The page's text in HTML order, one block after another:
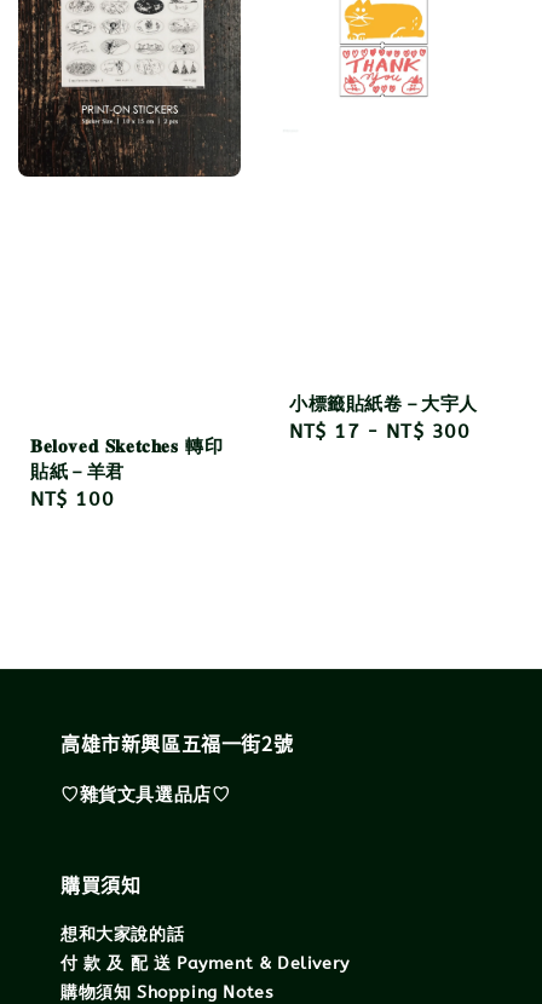
𝐁𝐞𝐥𝐨𝐯𝐞𝐝 𝐒𝐤𝐞𝐭𝐜𝐡𝐞𝐬 轉印
貼紙－羊君
Regular
NT$ 100
小標籤貼紙卷－大宇人
Regular
NT$ 17 - NT$ 300
高雄市新興區五福一街2號
♡雜貨文具選品店♡
購買須知
想和大家說的話
付 款 及 配 送 Payment & Delivery
購物須知 Shopping Notes